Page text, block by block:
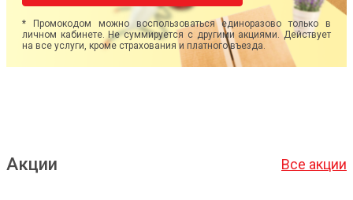
* Промокодом можно воспользоваться единоразово только в
личном кабинете. Не суммируется с другими акциями. Действует
на все услуги, кроме страхования и платного въезда.
Акции Все акции